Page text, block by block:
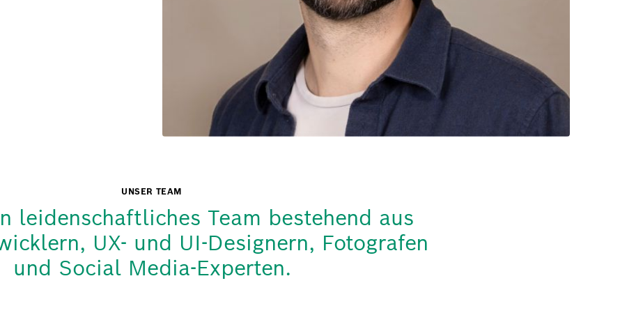
UNSER TEAM
leidenschaftliches Team bestehend aus
UX- und UI-Designern, Fotografen
und Social Media-Experten.